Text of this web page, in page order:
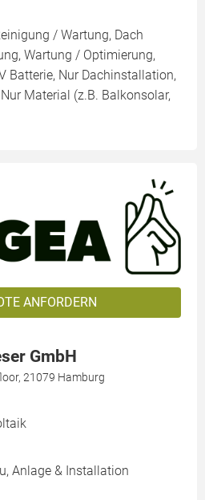
/ Wartung, Dach
Wartung / Optimierung,
Batterie, Nur Dachinstallation,
Material (z.B. Balkonsolar,
ANFORDERN
GmbH
21079 Hamburg
Anlage & Installation